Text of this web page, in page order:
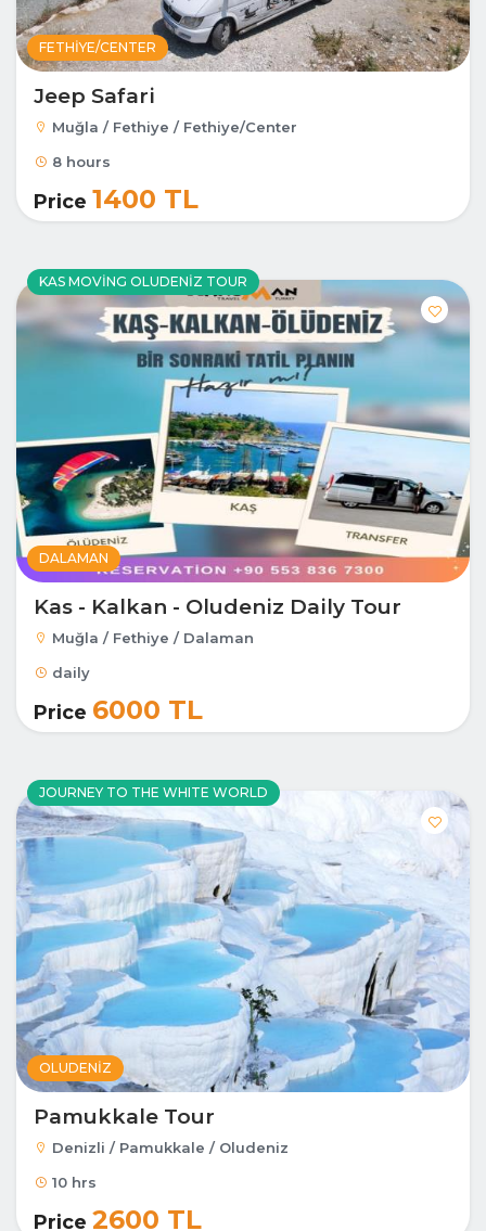
FETHIYE/CENTER
Jeep Safari
Muğla / Fethiye / Fethiye/Center
8 hours
Price 1400 TL
KAS MOVING OLUDENIZ TOUR
DALAMAN
Kas - Kalkan - Oludeniz Daily Tour
Muğla / Fethiye / Dalaman
daily
Price 6000 TL
JOURNEY TO THE WHITE WORLD
OLUDENIZ
Pamukkale Tour
Denizli / Pamukkale / Oludeniz
10 hrs
Price 2600 TL